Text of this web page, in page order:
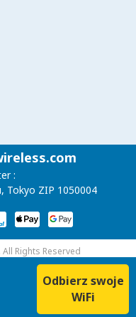
:
Tokyo ZIP 1050004
Rights Reserved
Odbierz swoje
WiFi